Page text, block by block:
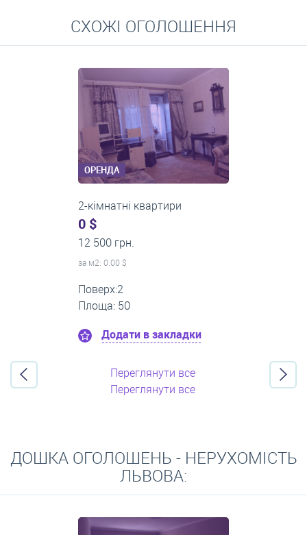
Середні ціни на довготривалу оренду квартир, особняків,
кімнат
СХОЖІ ОГОЛОШЕННЯ
ОРЕНДА
2-кімнатні квартири
0 $
15 500 грн.
за м2: 0.00 $
Поверх:2
Площа: 47
Додати в закладки
Переглянути все
Переглянути все
ДОШКА ОГОЛОШЕНЬ - НЕРУХОМІСТЬ
ЛЬВОВА: